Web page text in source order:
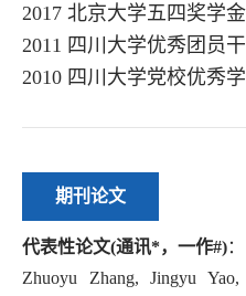
2017 北京大学五四奖学金
2011 四川大学优秀团员
2010 四川大学党校优秀
期刊论文
代表性论文(通讯*，一作#)：
Zhuoyu Zhang, Jingyu